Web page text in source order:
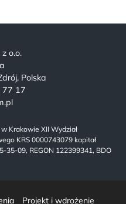
o.o.
Polska
77 17
Krakowie XII Wydział
KRS 0000743079 kapitał
35-09, REGON 122399341, BDO
Projekt i wdrożenie